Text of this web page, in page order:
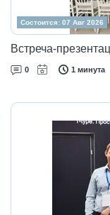
Состоится: 07 Авг 2026
Встреча-
0 1 минута